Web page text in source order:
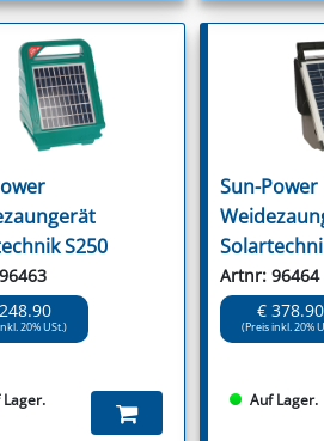
S250
20% USt.)
Lager.
Sun-Power
Artnr: 96464
€ 378.90
(Preis inkl. 20%
Auf Lager.